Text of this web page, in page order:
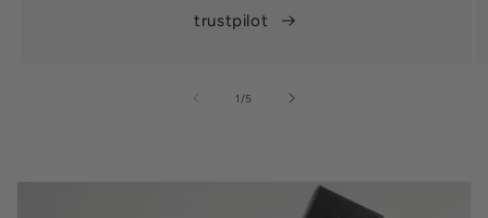
trustpilot
1/af5